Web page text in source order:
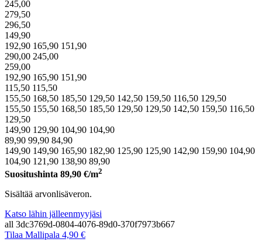
245,00
279,50
296,50
149,90
192,90 165,90 151,90
290,00 245,00
259,00
192,90 165,90 151,90
115,50 115,50
155,50 168,50 185,50 129,50 142,50 159,50 116,50 129,50
155,50 155,50 168,50 185,50 129,50 129,50 142,50 159,50 116,50
129,50
149,90 129,90 104,90 104,90
89,90 99,90 84,90
149,90 149,90 165,90 182,90 125,90 125,90 142,90 159,90 104,90
104,90 121,90 138,90 89,90
Suositushinta 89,90 €/m2
Sisältää arvonlisäveron.
Katso lähin jälleenmyyjäsi
all 3dc3769d-0804-4076-89d0-370f7973b667
Tilaa Mallipala 4,90 €